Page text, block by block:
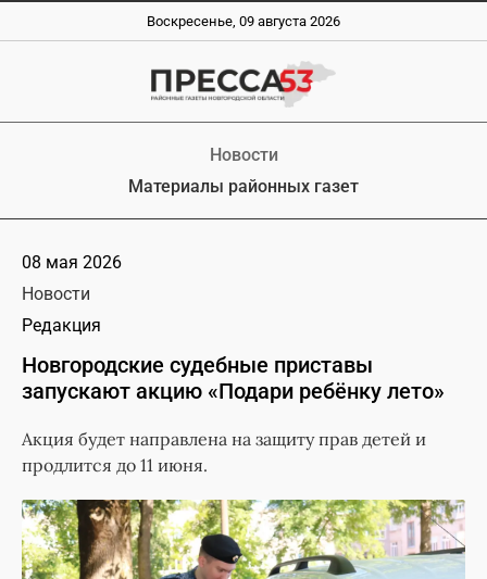
Воскресенье, 09 августа 2026
Новости
Материалы районных газет
08 мая 2026
Новости
Редакция
Новгородские судебные приставы
запускают акцию «Подари ребёнку лето»
Акция будет направлена на защиту прав детей и
продлится до 11 июня.